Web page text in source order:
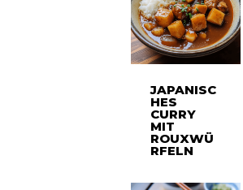
JAPANISC
HES
CURRY
MIT
ROUXWÜ
RFELN